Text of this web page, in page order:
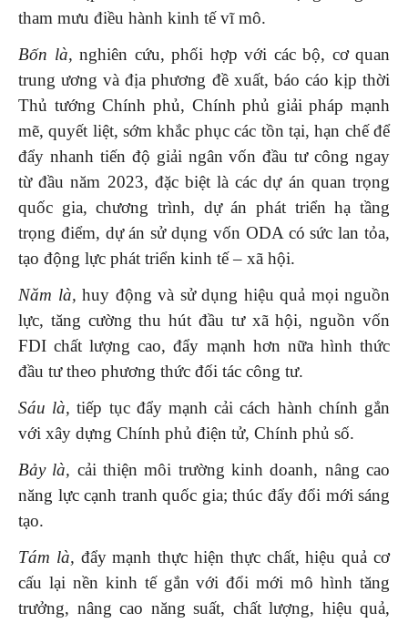
tham mưu điều hành kinh tế vĩ mô.
Bốn là, nghiên cứu, phối hợp với các bộ, cơ quan
trung ương và địa phương đề xuất, báo cáo kịp thời
Thủ tướng Chính phủ, Chính phủ giải pháp mạnh
mẽ, quyết liệt, sớm khắc phục các tồn tại, hạn chế để
đẩy nhanh tiến độ giải ngân vốn đầu tư công ngay
từ đầu năm 2023, đặc biệt là các dự án quan trọng
quốc gia, chương trình, dự án phát triển hạ tầng
trọng điểm, dự án sử dụng vốn ODA có sức lan tỏa,
tạo động lực phát triển kinh tế – xã hội.
Năm là, huy động và sử dụng hiệu quả mọi nguồn
lực, tăng cường thu hút đầu tư xã hội, nguồn vốn
FDI chất lượng cao, đẩy mạnh hơn nữa hình thức
đầu tư theo phương thức đối tác công tư.
Sáu là, tiếp tục đẩy mạnh cải cách hành chính gắn
với xây dựng Chính phủ điện tử, Chính phủ số.
Bảy là, cải thiện môi trường kinh doanh, nâng cao
năng lực cạnh tranh quốc gia; thúc đẩy đổi mới sáng
tạo.
Tám là, đẩy mạnh thực hiện thực chất, hiệu quả cơ
cấu lại nền kinh tế gắn với đổi mới mô hình tăng
trưởng, nâng cao năng suất, chất lượng, hiệu quả,